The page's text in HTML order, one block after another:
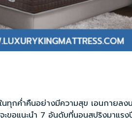
ค่ำคืนอย่างมีความสุข เอนกายล
ะขอแนะนำ 7 อันดับที่นอนสปริงมาแร